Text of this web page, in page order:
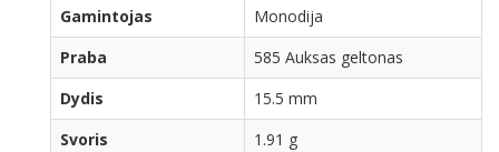
Gamintojas
Monodija
Praba
585 Auksas geltonas
Dydis
15.5 mm
Svoris
1.91 g